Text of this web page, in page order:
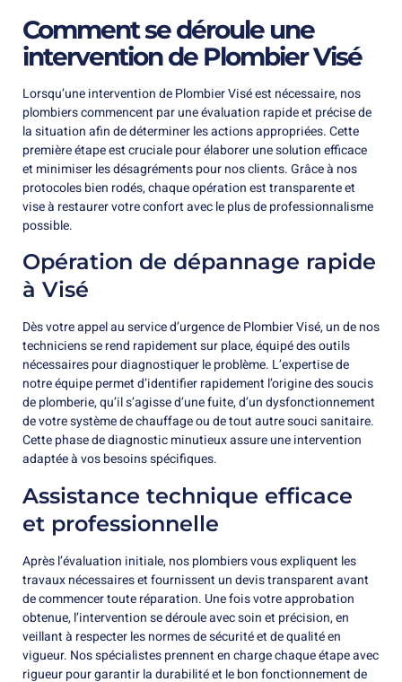
Comment se déroule une
intervention de Plombier Visé
Lorsqu’une intervention de Plombier Visé est nécessaire, nos
plombiers commencent par une évaluation rapide et précise de
la situation afin de déterminer les actions appropriées. Cette
première étape est cruciale pour élaborer une solution efficace
et minimiser les désagréments pour nos clients. Grâce à nos
protocoles bien rodés, chaque opération est transparente et
vise à restaurer votre confort avec le plus de professionnalisme
possible.
Opération de dépannage rapide
à Visé
Dès votre appel au service d’urgence de Plombier Visé, un de nos
techniciens se rend rapidement sur place, équipé des outils
nécessaires pour diagnostiquer le problème. L’expertise de
notre équipe permet d’identifier rapidement l’origine des soucis
de plomberie, qu’il s’agisse d’une fuite, d’un dysfonctionnement
de votre système de chauffage ou de tout autre souci sanitaire.
Cette phase de diagnostic minutieux assure une intervention
adaptée à vos besoins spécifiques.
Assistance technique efficace
et professionnelle
Après l’évaluation initiale, nos plombiers vous expliquent les
travaux nécessaires et fournissent un devis transparent avant
de commencer toute réparation. Une fois votre approbation
obtenue, l’intervention se déroule avec soin et précision, en
veillant à respecter les normes de sécurité et de qualité en
vigueur. Nos spécialistes prennent en charge chaque étape avec
rigueur pour garantir la durabilité et le bon fonctionnement de